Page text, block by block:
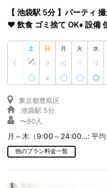
【 池袋駅 5分 】パーティ
♥ 飲食 ゴミ捨て OK♦ 設備
土
8
8
〇
日
9
x
月
10
〇
火
11
〇
水
12
◎
東京都豊島区
池袋駅 5分
〜80人
月～木（9:00～24:00...: 平均
他のプラン料金一覧